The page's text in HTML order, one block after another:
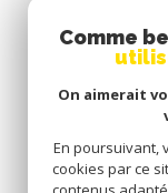
Comme
On aimerait
En poursuivant,
cookies par ce